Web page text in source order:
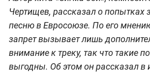
Чертищев, рассказал о попытках
песню в Евросоюзе. По его
запрет вызывает лишь
внимание к треку, так что такие
выгодны. Об этом он рассказал в